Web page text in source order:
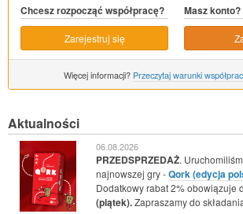
Chcesz rozpocząć współpracę?
Zarejestruj się
Masz konto?
Więcej informacji? Przeczytaj warunki
Aktualności
06.08.2026
PRZEDSPRZEDAŻ.
najnowszej gry -Qork (edycja
Dodatkowy rabat 2% obowiązuje
(piątek).Zapraszamy do